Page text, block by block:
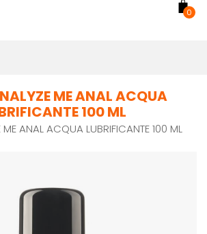
0
ME ANAL ACQUA
100 ML
ANAL ACQUA LUBRIFICANTE 100 ML